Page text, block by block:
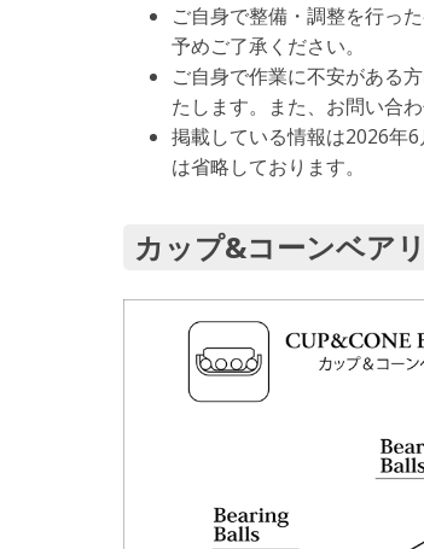
ご自身で整備・調整を行っ
予めご了承ください。
ご自身で作業に不安がある
たします。また、お問い合
掲載している情報は2026年
は省略しております。
カップ&コーンベア